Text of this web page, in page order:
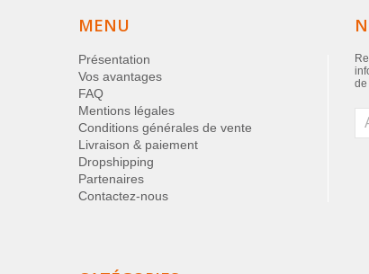
MENU
Présentation
Vos avantages
FAQ
Mentions légales
Conditions générales de vente
Livraison & paiement
Dropshipping
Partenaires
Contactez-nous
de